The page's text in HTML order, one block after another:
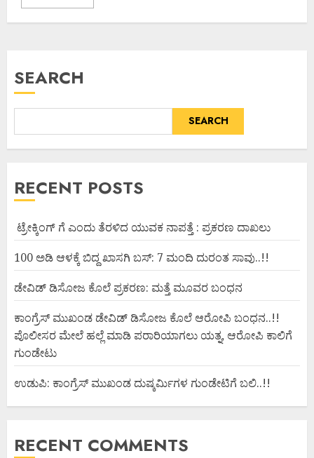
SEARCH
SEARCH
RECENT POSTS
ಟ್ರೇಕ್ಕಿಂಗ್ ಗೆ ಎಂದು ತೆರಳಿದ ಯುವಕ ನಾಪತ್ತೆ : ಪ್ರಕರಣ ದಾಖಲು
100 ಅಡಿ ಆಳಕ್ಕೆ ಬಿದ್ದ ಖಾಸಗಿ ಬಸ್: 7 ಮಂದಿ ದುರಂತ ಸಾವು..!!
ಡೇವಿಡ್ ಡಿಸೋಜ ಕೊಲೆ ಪ್ರಕರಣ: ಮತ್ತೆ ಮೂವರ ಬಂಧನ
ಕಾಂಗ್ರೆಸ್ ಮುಖಂಡ ಡೇವಿಡ್ ಡಿಸೋಜ ಕೊಲೆ ಆರೋಪಿ ಬಂಧನ..!!
ಪೊಲೀಸರ ಮೇಲೆ ಹಲ್ಲೆ ಮಾಡಿ ಪರಾರಿಯಾಗಲು ಯತ್ನ, ಆರೋಪಿ ಕಾಲಿಗೆ
ಗುಂಡೇಟು
ಉಡುಪಿ: ಕಾಂಗ್ರೆಸ್ ಮುಖಂಡ ದುಷ್ಕರ್ಮಿಗಳ ಗುಂಡೇಟಿಗೆ ಬಲಿ..!!
RECENT COMMENTS